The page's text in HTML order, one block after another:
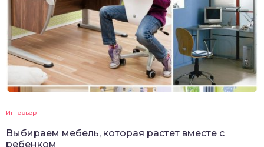
Интерьер
Выбираем мебель, которая растет вместе с
ребенком